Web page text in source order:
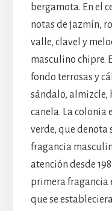
bergamota. En el
notas de jazmín,
valle, clavel y
masculino chipre.
fondo terrosas y
sándalo, almizcle,
canela. La colonia
verde, que denota
fragancia
atención desde
primera fragancia
que se